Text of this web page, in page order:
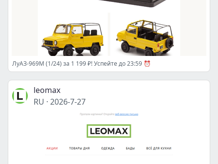
ЛуАЗ-969М (1/24) за 1 199 ₽! Успейте до 23:59 ⏰
leomax
RU · 2026-7-27